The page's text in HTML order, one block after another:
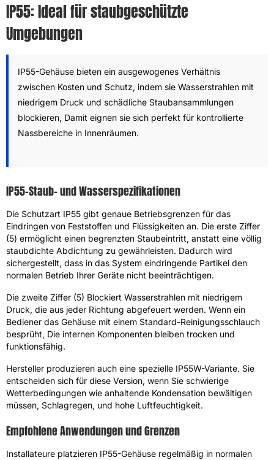
IP55: Ideal für staubgeschützte
Umgebungen
IP55-Gehäuse bieten ein ausgewogenes Verhältnis
zwischen Kosten und Schutz, indem sie Wasserstrahlen mit
niedrigem Druck und schädliche Staubansammlungen
blockieren, Damit eignen sie sich perfekt für kontrollierte
Nassbereiche in Innenräumen.
IP55-Staub- und Wasserspezifikationen
Die Schutzart IP55 gibt genaue Betriebsgrenzen für das
Eindringen von Feststoffen und Flüssigkeiten an. Die erste Ziffer
(5) ermöglicht einen begrenzten Staubeintritt, anstatt eine völlig
staubdichte Abdichtung zu gewährleisten. Dadurch wird
sichergestellt, dass in das System eindringende Partikel den
normalen Betrieb Ihrer Geräte nicht beeinträchtigen.
Die zweite Ziffer (5) Blockiert Wasserstrahlen mit niedrigem
Druck, die aus jeder Richtung abgefeuert werden. Wenn ein
Bediener das Gehäuse mit einem Standard-Reinigungsschlauch
besprüht, Die internen Komponenten bleiben trocken und
funktionsfähig.
Hersteller produzieren auch eine spezielle IP55W-Variante. Sie
entscheiden sich für diese Version, wenn Sie schwierige
Wetterbedingungen wie anhaltende Kondensation bewältigen
müssen, Schlagregen, und hohe Luftfeuchtigkeit.
Empfohlene Anwendungen und Grenzen
Installateure platzieren IP55-Gehäuse regelmäßig in normalen